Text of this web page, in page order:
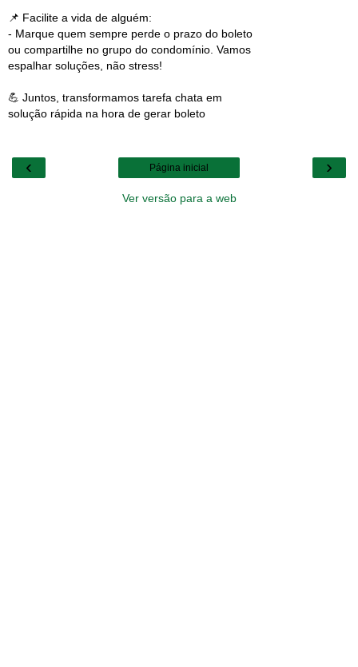
📌 Facilite a vida de alguém:
- Marque quem sempre perde o prazo do boleto
ou compartilhe no grupo do condomínio. Vamos
espalhar soluções, não stress!
💪 Juntos, transformamos tarefa chata em
solução rápida na hora de gerar boleto
‹ ›
Página inicial
Ver versão para a web